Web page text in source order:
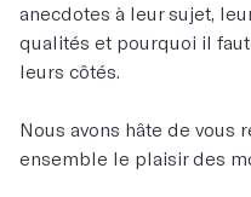
anecdotes à leur sujet,
qualités et pourquoi il
leurs côtés.
Nous avons hâte de vous
ensemble le plaisir des